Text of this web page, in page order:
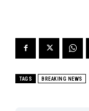
TAGS BREAKING NEWS